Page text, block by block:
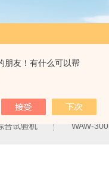
朋友！有什么可以帮
合试验机 WAW-300G300KN电液伺服万能试验机